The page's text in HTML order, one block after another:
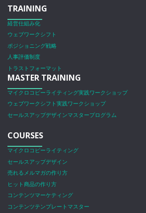
TRAINING
経営仕組み化
ウェブワークシフト
ポジショニング戦略
人事評価制度
トラストフォーマット
MASTER TRAINING
マイクロコピーライティング実践ワークショップ
ウェブワークシフト実践ワークショップ
セールスアップデザインマスタープログラム
COURSES
マイクロコピーライティング
セールスアップデザイン
売れるメルマガの作り方
ヒット商品の作り方
コンテンツマーケティング
コンテンツテンプレートマスター